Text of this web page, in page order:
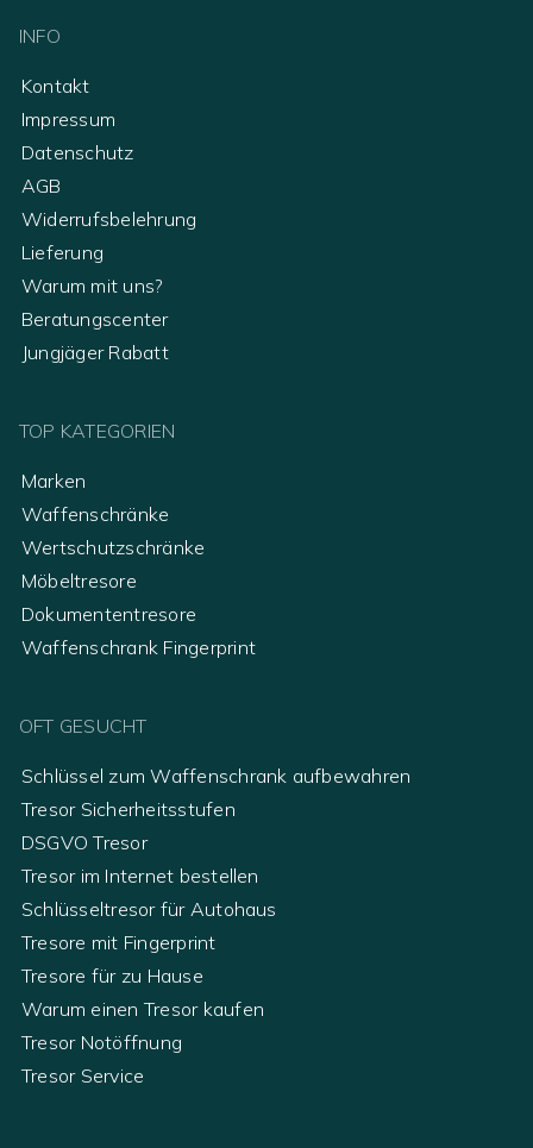
INFO
Kontakt
Impressum
Datenschutz
AGB
Widerrufsbelehrung
Lieferung
Warum mit uns?
Beratungscenter
Jungjäger Rabatt
TOP KATEGORIEN
Marken
Waffenschränke
Wertschutzschränke
Möbeltresore
Dokumententresore
Waffenschrank Fingerprint
OFT GESUCHT
Schlüssel zum Waffenschrank aufbewahren
Tresor Sicherheitsstufen
DSGVO Tresor
Tresor im Internet bestellen
Schlüsseltresor für Autohaus
Tresore mit Fingerprint
Tresore für zu Hause
Warum einen Tresor kaufen
Tresor Notöffnung
Tresor Service